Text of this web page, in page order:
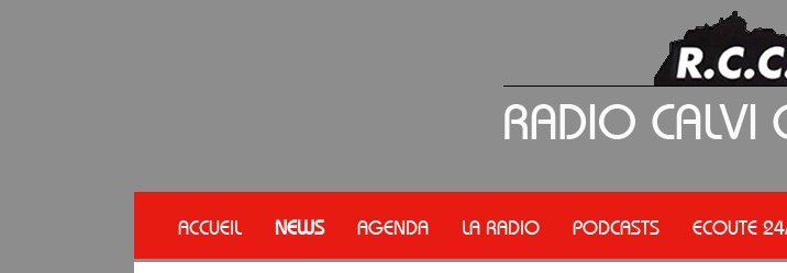
ACCUEIL NEWS AGENDA LA RADIO PODCASTS ECOUTE